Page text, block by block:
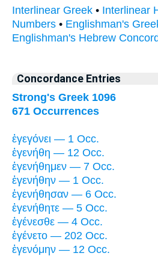
Interlinear Greek • Interlinear
Numbers • Englishman's
Englishman's Hebrew
Concordance Entries
Strong's Greek 1096
671 Occurrences
ἐγεγόνει — 1 Occ.
ἐγενήθη — 12 Occ.
ἐγενήθημεν — 7 Occ.
ἐγενήθην — 1 Occ.
ἐγενήθησαν — 6 Occ.
ἐγενήθητε — 5 Occ.
ἐγένεσθε — 4 Occ.
ἐγένετο — 202 Occ.
ἐγενόμην — 12 Occ.